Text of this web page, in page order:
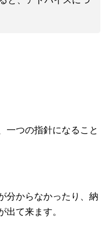
一つの指針になること
分からなかったり、納
て来ます。